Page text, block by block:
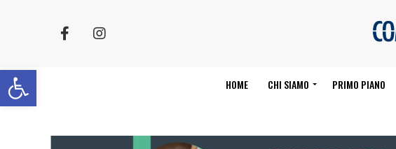
Apri la barra degli strumenti HOME CHI SIAMO PRIMO PIANO